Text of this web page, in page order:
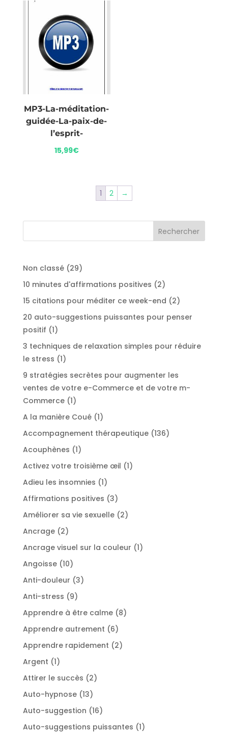
MP3-La-méditation-
guidée-La-paix-de-
l’esprit-
15,99€
1 2 →
Non classé 2929
produits
10 minutes d'affirmations positives 22
produits
15 citations pour méditer ce week-end 22
produits
20 auto-suggestions puissantes pour penser
positif 11
produit
3 techniques de relaxation simples pour réduire
le stress 11
produit
9 stratégies secrètes pour augmenter les
ventes de votre e-Commerce et de votre m-
Commerce 11
produit
A la manière Coué 11
produit
Accompagnement thérapeutique 136136
Acouphènes 11
produit
Activez votre troisième œil 11
Adieu les insomnies 11
produit
Affirmations positives 33
produits
Améliorer sa vie sexuelle 22
Ancrage 22
produits
Ancrage visuel sur la couleur 11
Angoisse 1010
produits
Anti-douleur 33
Anti-stress 99
produits
Apprendre à être calme 88
Apprendre autrement 66
produits
Apprendre rapidement 22
Argent 11
produit
Attirer le succès 22
Auto-hypnose 1313
produits
Auto-suggestion 1616
produits
Auto-suggestions puissantes 11